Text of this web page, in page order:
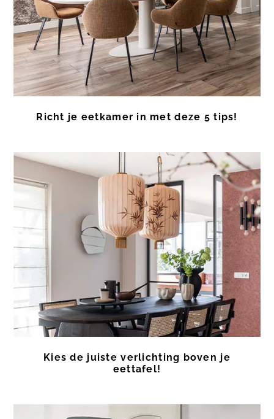
Richt je eetkamer in met deze 5 tips!
Kies de juiste verlichting boven je
eettafel!